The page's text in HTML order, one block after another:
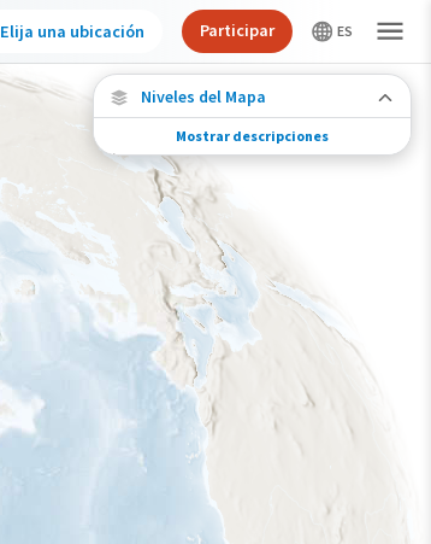
Niveles del Mapa
Conexiones de especies
Elija cualquier ubicación en el mapa para ver
dónde más se han vuelto a encontrar aves
marcadas de esta especie.
Ubicaciones con disponibilidad datos
Ubicaciones conectadas
Gama de especies por estación
Gama de verano
Rango de invierno
Rango a lo largo del año
Mostrar descripciones
Elija una ubicación Participar